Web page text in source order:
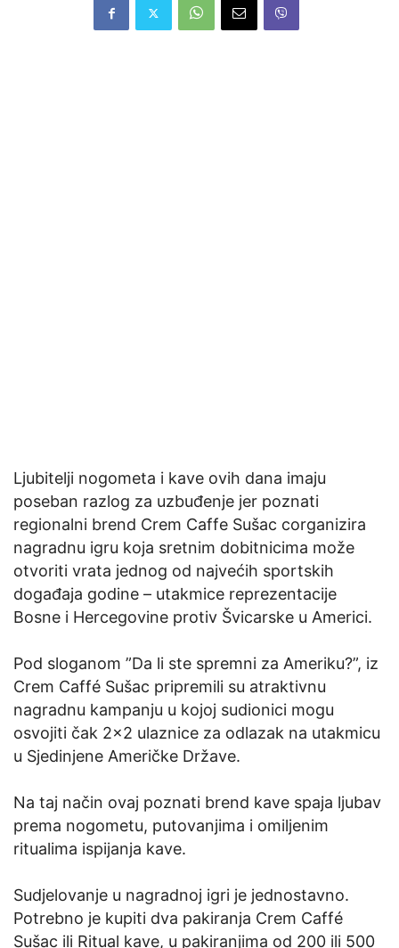
Ljubitelji nogometa i kave ovih dana imaju
poseban razlog za uzbuđenje jer poznati
regionalni brend Crem Caffe Sušac corganizira
nagradnu igru koja sretnim dobitnicima može
otvoriti vrata jednog od najvećih sportskih
događaja godine – utakmice reprezentacije
Bosne i Hercegovine protiv Švicarske u Americi.
Pod sloganom ”Da li ste spremni za Ameriku?”, iz
Crem Caffé Sušac pripremili su atraktivnu
nagradnu kampanju u kojoj sudionici mogu
osvojiti čak 2×2 ulaznice za odlazak na utakmicu
u Sjedinjene Američke Države.
Na taj način ovaj poznati brend kave spaja ljubav
prema nogometu, putovanjima i omiljenim
ritualima ispijanja kave.
Sudjelovanje u nagradnoj igri je jednostavno.
Potrebno je kupiti dva pakiranja Crem Caffé
Sušac ili Ritual kave, u pakiranjima od 200 ili 500